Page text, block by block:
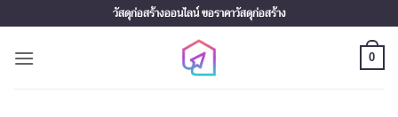
to
content
วัสดุก่อสร้างออนไลน์ ขอราคาวัสดุก่อสร้าง
0